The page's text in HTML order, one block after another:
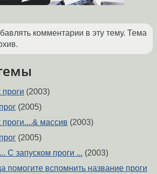
комментарии в эту тему. Тема
проги (2003)
(2005)
проги....& массив (2003)
(2005)
С запуском проги ... (2003)
помогите вспомнить название проги